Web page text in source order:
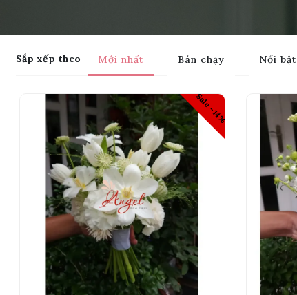
Sắp xếp theo Mới nhất Bán chạy Nổi bật
Sale -14%